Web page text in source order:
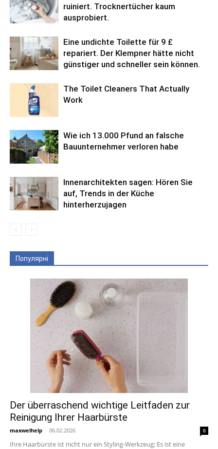
ruiniert. Trocknertücher kaum
ausprobiert.
Eine undichte Toilette für 9 £
repariert. Der Klempner hätte nicht
günstiger und schneller sein können.
The Toilet Cleaners That Actually
Work
Wie ich 13.000 Pfund an falsche
Bauunternehmer verloren habe
Innenarchitekten sagen: Hören Sie
auf, Trends in der Küche
hinterherzujagen
Популярні
Der überraschend wichtige Leitfaden zur
Reinigung Ihrer Haarbürste
maxwelhelp - 06.02.2026 0
Ihre Haarbürste ist nicht nur ein Styling-Werkzeug; Es ist eine